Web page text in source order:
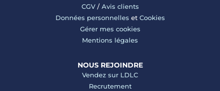
CGV/ Avis clients
Données personnelles et Cookies
Gérer mes cookies
Mentions légales
NOUS REJOINDRE
Vendez sur LDLC
Recrutement